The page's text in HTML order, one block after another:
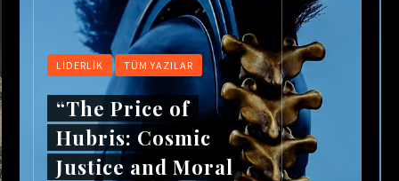
LIDERLIK TÜM YAZILAR
“The Price of
Hubris: Cosmic
Justice and Moral